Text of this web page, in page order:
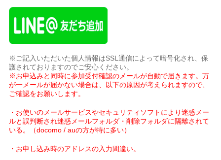
※ご記入いただいた個人情報はSSL通信によって暗号化され、保
護されておりますのでご安心ください。
※お申込みと同時に参加受付確認のメールが自動で届きます。万
が一メールが届かない場合は、以下の原因が考えられますので、
ご確認をお願いします。
・お使いのメールサービスやセキュリティソフトにより迷惑メー
ルと誤判断され迷惑メールフォルダ・削除フォルダに隔離されて
いる。（docomo / auの方が特に多い）
・お申し込み時のアドレスの入力間違い。